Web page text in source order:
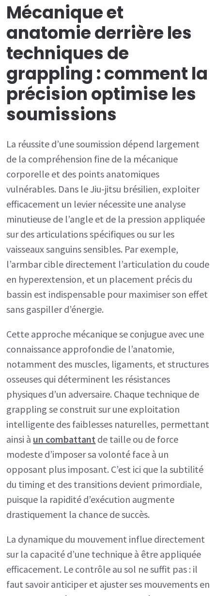
Mécanique et
anatomie derrière les
techniques de
grappling : comment la
précision optimise les
soumissions
La réussite d’une soumission dépend largement
de la compréhension fine de la mécanique
corporelle et des points anatomiques
vulnérables. Dans le Jiu-jitsu brésilien, exploiter
efficacement un levier nécessite une analyse
minutieuse de l’angle et de la pression appliquée
sur des articulations spécifiques ou sur les
vaisseaux sanguins sensibles. Par exemple,
l’armbar cible directement l’articulation du coude
en hyperextension, et un placement précis du
bassin est indispensable pour maximiser son effet
sans gaspiller d’énergie.
Cette approche mécanique se conjugue avec une
connaissance approfondie de l’anatomie,
notamment des muscles, ligaments, et structures
osseuses qui déterminent les résistances
physiques d’un adversaire. Chaque technique de
grappling se construit sur une exploitation
intelligente des faiblesses naturelles, permettant
ainsi à un combattant de taille ou de force
modeste d’imposer sa volonté face à un
opposant plus imposant. C’est ici que la subtilité
du timing et des transitions devient primordiale,
puisque la rapidité d’exécution augmente
drastiquement la chance de succès.
La dynamique du mouvement influe directement
sur la capacité d’une technique à être appliquée
efficacement. Le contrôle au sol ne suffit pas : il
faut savoir anticiper et ajuster ses mouvements en